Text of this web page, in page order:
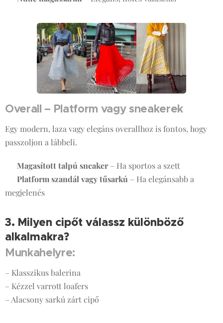
Overall – Platform vagy sneakerek
Egy modern, laza vagy elegáns overallhoz is fontos, hogy
passzoljon a lábbeli.
Magasított talpú sneaker– Ha sportos a szett
Platform szandál vagy tűsarkú – Ha elegánsabb a
megjelenés
3. Milyen cipőt válassz különböző
alkalmakra?
Munkahelyre:
– Klasszikus balerina
– Kézzel varrott loafers
– Alacsony sarkú zárt cipő